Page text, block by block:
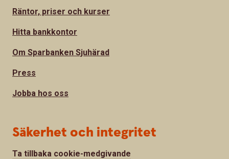
Räntor, priser och kurser
Hitta bankkontor
Om Sparbanken Sjuhärad
Press
Jobba hos oss
Säkerhet och integritet
Ta tillbaka cookie-medgivande